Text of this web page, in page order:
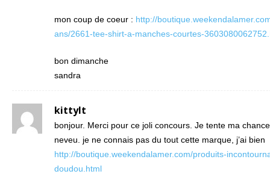
mon coup de coeur : http://
ans/2661-tee-shirt-a-manches-courtes-
bon dimanche
sandra
kittylt
bonjour. Merci pour ce joli concours. Je tente ma
neveu. je ne connais pas du tout cette marque, j’ai bien
http://boutique.weekendalamer.com/produits-
doudou.html